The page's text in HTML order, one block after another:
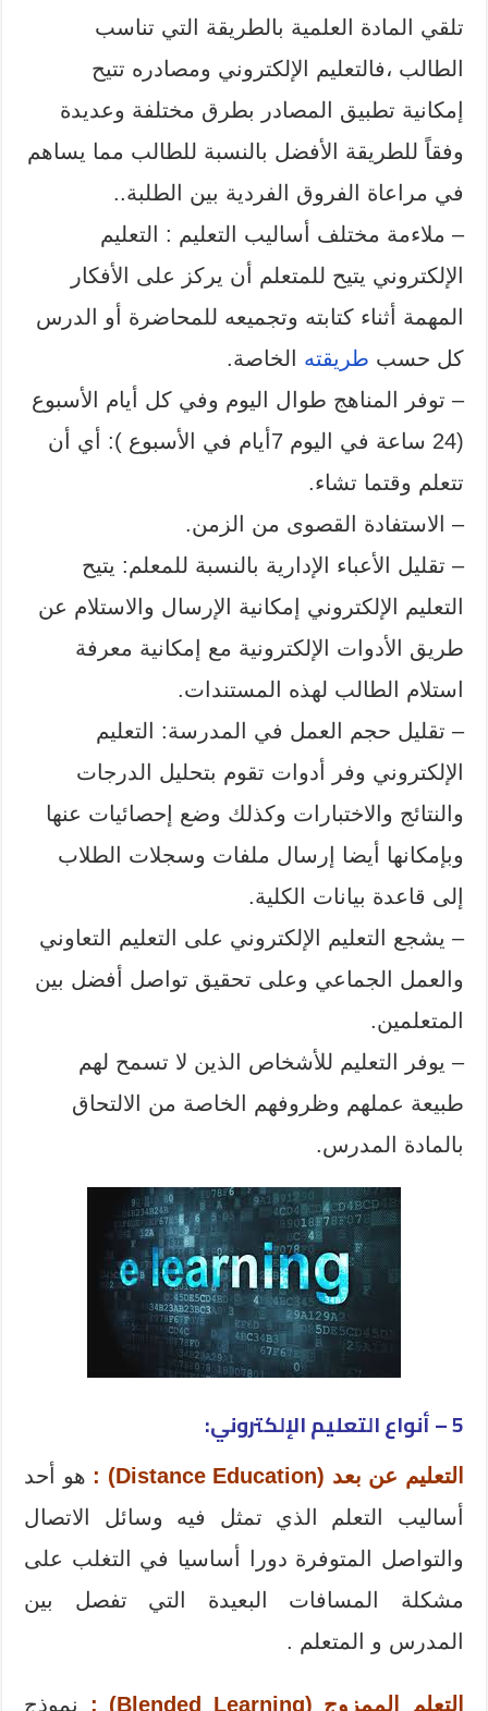
تلقي المادة العلمية بالطريقة التي تناسب
الطالب ،فالتعليم الإلكتروني ومصادره تتيح
إمكانية تطبيق المصادر بطرق مختلفة وعديدة
وفقاً للطريقة الأفضل بالنسبة للطالب مما يساهم
في مراعاة الفروق الفردية بين الطلبة..
– ملاءمة مختلف أساليب التعليم : التعليم
الإلكتروني يتيح للمتعلم أن يركز على الأفكار
المهمة أثناء كتابته وتجميعه للمحاضرة أو الدرس
كل حسب طريقته الخاصة.
– توفر المناهج طوال اليوم وفي كل أيام الأسبوع
(24 ساعة في اليوم 7أيام في الأسبوع ): أي أن
تتعلم وقتما تشاء.
– الاستفادة القصوى من الزمن.
– تقليل الأعباء الإدارية بالنسبة للمعلم: يتيح
التعليم الإلكتروني إمكانية الإرسال والاستلام عن
طريق الأدوات الإلكترونية مع إمكانية معرفة
استلام الطالب لهذه المستندات.
– تقليل حجم العمل في المدرسة: التعليم
الإلكتروني وفر أدوات تقوم بتحليل الدرجات
والنتائج والاختبارات وكذلك وضع إحصائيات عنها
وبإمكانها أيضا إرسال ملفات وسجلات الطلاب
إلى قاعدة بيانات الكلية.
– يشجع التعليم الإلكتروني على التعليم التعاوني
والعمل الجماعي وعلى تحقيق تواصل أفضل بين
المتعلمين.
– يوفر التعليم للأشخاص الذين لا تسمح لهم
طبيعة عملهم وظروفهم الخاصة من الالتحاق
بالمادة المدرس.
5 – أنواع التعليم الإلكتروني:
التعليم عن بعد (Distance Education)
: هو أحد
أساليب التعلم الذي تمثل فيه وسائل الاتصال
والتواصل المتوفرة دورا أساسيا في التغلب على
مشكلة المسافات البعيدة التي تفصل بين
المدرس و المتعلم .
التعلم الممزوج (Blended Learning) : نموذج